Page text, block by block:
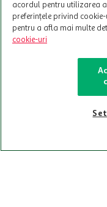
Iti
acordul pentru utilizarea
preferințele privind
pentru a afla mai multe
cookie-uri